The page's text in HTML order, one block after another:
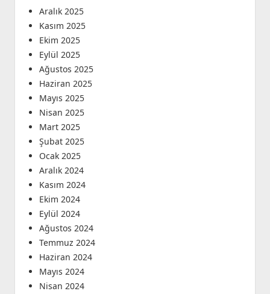
Aralık 2025
Kasım 2025
Ekim 2025
Eylül 2025
Ağustos 2025
Haziran 2025
Mayıs 2025
Nisan 2025
Mart 2025
Şubat 2025
Ocak 2025
Aralık 2024
Kasım 2024
Ekim 2024
Eylül 2024
Ağustos 2024
Temmuz 2024
Haziran 2024
Mayıs 2024
Nisan 2024